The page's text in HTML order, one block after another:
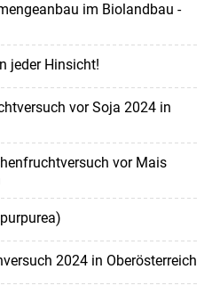
im Biolandbau -
jeder Hinsicht!
vor Soja 2024 in
vor Mais
2024 in Oberösterreich